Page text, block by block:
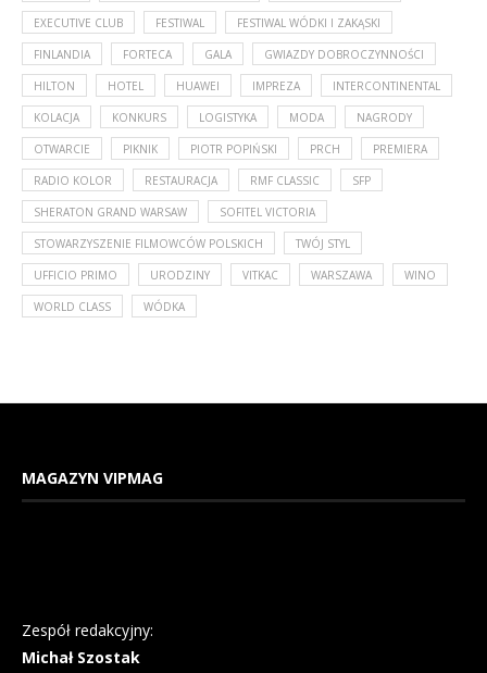
EXECUTIVE CLUB FESTIWAL FESTIWAL WÓDKI I ZAKĄSKI
FINLANDIA FORTECA GALA GWIAZDY DOBROCZYNNOŚCI
HILTON HOTEL HUAWEI IMPREZA INTERCONTINENTAL
KOLACJA KONKURS LOGISTYKA MODA NAGRODY
OTWARCIE PIKNIK PIOTR POPIŃSKI PRCH PREMIERA
RADIO KOLOR RESTAURACJA RMF CLASSIC SFP
SHERATON GRAND WARSAW SOFITEL VICTORIA
STOWARZYSZENIE FILMOWCÓW POLSKICH TWÓJ STYL
UFFICIO PRIMO URODZINY VITKAC WARSZAWA WINO
WORLD CLASS WÓDKA
MAGAZYN VIPMAG
Zespół redakcyjny:
Michał Szostak